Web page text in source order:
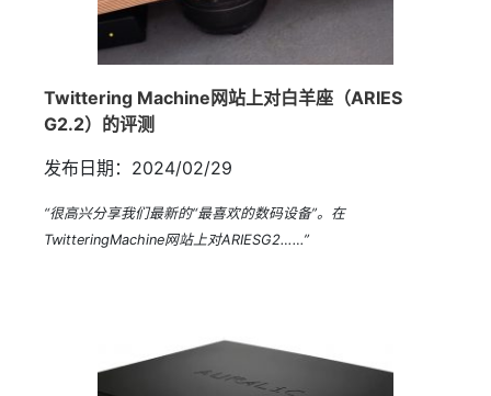
Twittering Machine网站上对白羊座（ARIES
G2.2）的评测
发布日期：2024/02/29
“很高兴分享我们最新的“最喜欢的数码设备”。在
TwitteringMachine网站上对ARIESG2……”